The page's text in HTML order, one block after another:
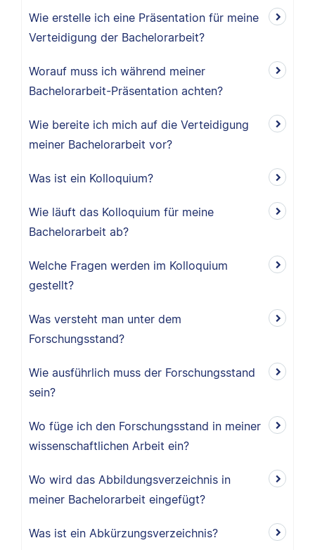
Wie erstelle ich eine Präsentation für meine
Verteidigung der Bachelorarbeit?
Worauf muss ich während meiner
Bachelorarbeit-Präsentation achten?
Wie bereite ich mich auf die Verteidigung
meiner Bachelorarbeit vor?
Was ist ein Kolloquium?
Wie läuft das Kolloquium für meine
Bachelorarbeit ab?
Welche Fragen werden im Kolloquium
gestellt?
Was versteht man unter dem
Forschungsstand?
Wie ausführlich muss der Forschungsstand
sein?
Wo füge ich den Forschungsstand in meiner
wissenschaftlichen Arbeit ein?
Wo wird das Abbildungsverzeichnis in
meiner Bachelorarbeit eingefügt?
Was ist ein Abkürzungsverzeichnis?